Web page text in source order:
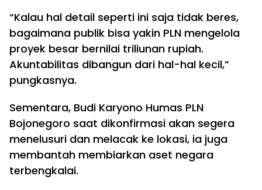
“Kalau hal detail seperti ini saja tidak beres,
bagaimana publik bisa yakin PLN mengelola
proyek besar bernilai triliunan rupiah.
Akuntabilitas dibangun dari hal-hal kecil,”
pungkasnya.
Sementara, Budi Karyono Humas PLN
Bojonegoro saat dikonfirmasi akan segera
menelusuri dan melacak ke lokasi, ia juga
membantah membiarkan aset negara
terbengkalai.